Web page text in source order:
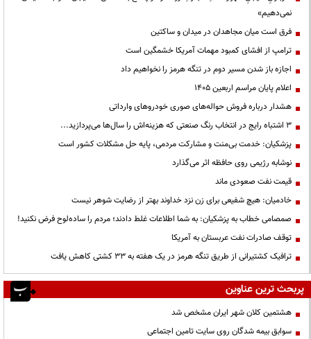
نمی‌دهیم»
فرق است میان مجاهدان در میدان و ساکتین
ترامپ از افشای کمبود مهمات آمریکا خشمگین است
اجازه باز شدن مسیر دوم در تنگه هرمز را نخواهیم داد
اعلام پایان مراسم اربعین ۱۴۰۵
هشدار درباره فروش حواله‌های صوری خودروهای وارداتی
3 اشتباه رایج در انتخاب رنگ صنعتی که هزینه‌اش را سال‌ها می‌پردازید...
پزشکیان: خدمت بی‌منت و مشارکت مردمی، پایه حل مشکلات کشور است
نوشابه رژیمی روی حافظه اثر می‌گذارد
قیمت نفت صعودی ماند
خادمیان: هیچ شفیعی برای زن نزد خداوند بهتر از رضایت شوهر نیست
صمصامی خطاب به پزشکیان: به شما اطلاعات غلط دادند؛ مردم را ساده‌لوح فرض نکنید!
توقف صادرات نفت عربستان به آمریکا
ترافیک کشتیرانی از طریق تنگه هرمز در یک هفته به ۳۳ کشتی کاهش یافت
پربحث ترین عناوین
هشتمین کلان شهر ایران مشخص شد
سوابق بیمه شدگان روی سایت تامین اجتماعی